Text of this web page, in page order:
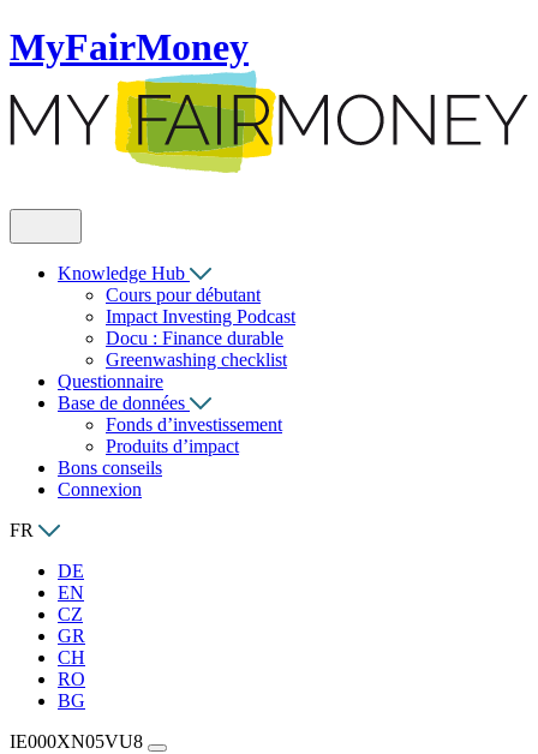
MyFairMoney
Knowledge Hub
Cours pour débutant
Impact Investing Podcast
Docu : Finance durable
Greenwashing checklist
Questionnaire
Base de données
Fonds d’investissement
Produits d’impact
Bons conseils
Connexion
FR
DE
EN
CZ
GR
CH
RO
BG
IE000XN05VU8